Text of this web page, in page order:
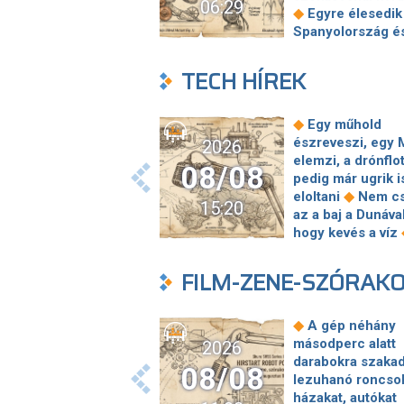
06:29 ◆ Egyre élesedik
Spanyolország
Mészáros Lőrinc
síneket, Vitézy
elmagyarázta,
Jogi lépéseket
Bosnyák téri
irodakomplexum
beruházója, ha az
állam felmondja a
Megérkezett
Péter
milliárd forintnyi
pénzt◆
ivóvíztárolók
Ózdon – de
komoly
TECH HÍREK
2026
08/08
15:20
◆ Egy műhold
észreveszi, egy
elemzi, a
pedig már ugrik
eloltani ◆ Nem
az a baj a
hogy kevés a víz
éven belül
újranőhetnek az
Néhány kínai
elkészítette a
olyan térképet,
amelyen végre
a Hold geológiai
FILM-ZENE-
2026
08/08
◆ A gép néhány
másodperc alatt
darabokra
lezuhanó
házakat, autókat